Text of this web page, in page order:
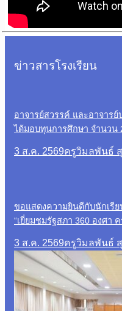
ข่าวสารโรงเรียน
อาจารย์สวรรค์ และอาจาร
ได้มอบทุนการศึกษา จำนวน
3 ส.ค. 2569ครูวิมลพันธ์
ขอแสดงความยินดีกับนักเรีย
“เยี่ยมชมรัฐสภา 360 องศา ค
3 ส.ค. 2569ครูวิมลพันธ์